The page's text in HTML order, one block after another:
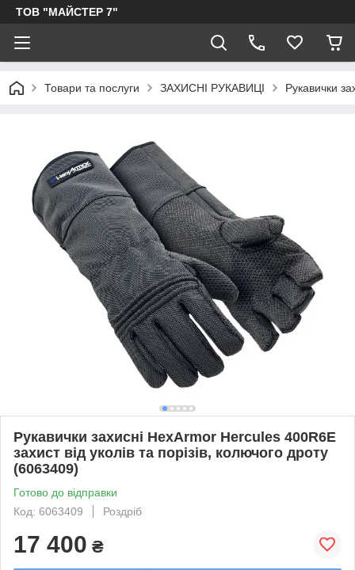
ТОВ "МАЙСТЕР 7"
Товари та послуги ЗАХИСНІ РУКАВИЦІ Рукавички
Рукавички захисні HexArmor Hercules 400R6E
захист від уколів та порізів, колючого дроту
(6063409)
Готово до відправки
Код: 6063409
Роздріб
17 400 ₴